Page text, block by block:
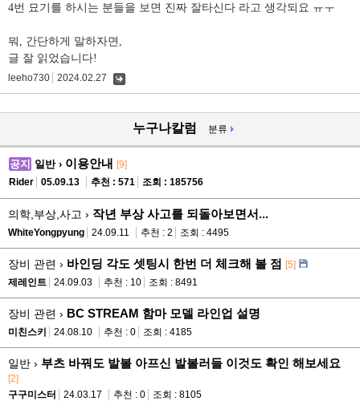
4번 묘기를 하시는 분들을 보면 진짜 잘타신다 라고 생각되요 ㅠㅜ
뭐, 간단하게 말하자면,
글 잘 읽었습니다!
leeho730 2024.02.27
누구나칼럼 분류
공지 일반 › 이용안내 [9]
Rider
05.09.13 추천 : 571 조회 : 185756
의학,부상,사고 › 작년 부상 사고를 되돌아보면서...
WhiteYongpyung 24.09.11 추천 : 2 조회 : 4495
장비 관련 › 바인딩 각도 셋팅시 한번 더 체크해 볼 점 [5]
제레인트
24.09.03 추천 : 10 조회 : 8491
장비 관련 › BC STREAM 함마 모델 라인업 설명
미친스키 24.08.10 추천 : 0 조회 : 4185
일반 › 부츠 바꿔도 발볼 아프신 발볼러들 이것도 확인 해보세요
[2]
구구미스터
24.03.17 추천 : 0 조회 : 8105